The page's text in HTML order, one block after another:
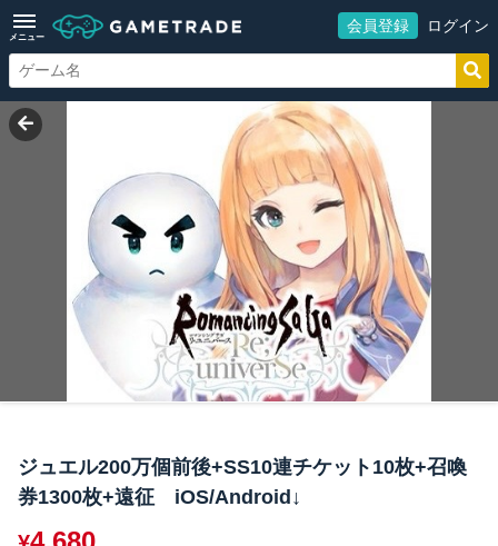
メニュー
会員登録 ログイン
ジュエル200万個前後+SS10連チケット10枚+召喚
券1300枚+遠征 iOS/Android↓